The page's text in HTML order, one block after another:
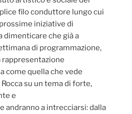
filo conduttore lungo cui
iniziative di
dimenticare che già a
di programmazione,
rappresentazione
come quella che vede
su un tema di forte,
e
andranno a intrecciarsi: dalla